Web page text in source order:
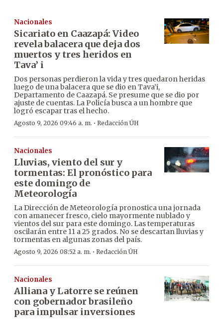
Nacionales
Sicariato en Caazapá: Video
revela balacera que deja dos
muertos y tres heridos en
Tava’ i
Dos personas perdieron la vida y tres quedaron heridas
luego de una balacera que se dio en Tava’i,
Departamento de Caazapá. Se presume que se dio por
ajuste de cuentas. La Policía busca a un hombre que
logró escapar tras el hecho.
Agosto 9, 2026 09:46 a. m. · Redacción ÚH
Nacionales
Lluvias, viento del sur y
tormentas: El pronóstico para
este domingo de
Meteorología
La Dirección de Meteorología pronostica una jornada
con amanecer fresco, cielo mayormente nublado y
vientos del sur para este domingo. Las temperaturas
oscilarán entre 11 a 25 grados. No se descartan lluvias y
tormentas en algunas zonas del país.
Agosto 9, 2026 08:52 a. m. · Redacción ÚH
Nacionales
Alliana y Latorre se reúnen
con gobernador brasileño
para impulsar inversiones